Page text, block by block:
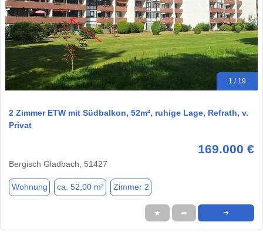
1 / 19
2 Zimmer ETW mit Südbalkon, 52m², ruhige Lage, Refrath, v.
Privat
169.000 €
Bergisch Gladbach, 51427
Wohnung ca. 52,00 m² Zimmer 2
★ ➦ ➜